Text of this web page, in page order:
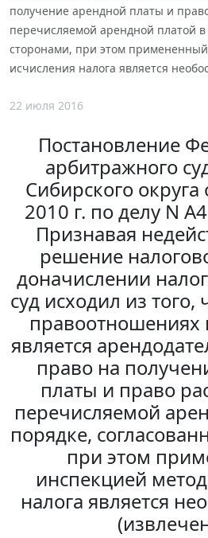
получение арендной платы и
перечисляемой арендной платой
сторонами, при этом
исчисления налога является
22 июля 2016
Постановление
арбитражного
Сибирского округа
2010 г. по делу N
Признавая
решение
доначислении
суд исходил из
правоотношениях
является
право на
платы и право
перечисляемой
порядке,
при этом
инспекцией
налога является